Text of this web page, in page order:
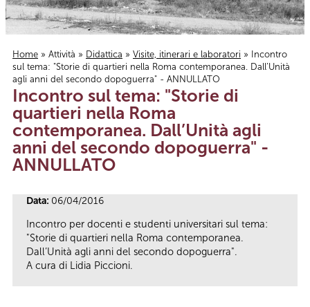
Tu sei qui
Home » Attività » Didattica » Visite, itinerari e laboratori » Incontro
sul tema: "Storie di quartieri nella Roma contemporanea. Dall’Unità
agli anni del secondo dopoguerra" - ANNULLATO
Incontro sul tema: "Storie di
quartieri nella Roma
contemporanea. Dall’Unità agli
anni del secondo dopoguerra" -
ANNULLATO
Data: 06/04/2016
Incontro per docenti e studenti universitari sul tema:
"Storie di quartieri nella Roma contemporanea.
Dall’Unità agli anni del secondo dopoguerra".
A cura di Lidia Piccioni.